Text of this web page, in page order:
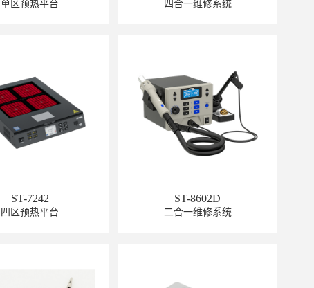
GT-6301
单区预热平台 四合一维修系统
ST-7242
四区预热平台
ST-8602D
二合一维修系统